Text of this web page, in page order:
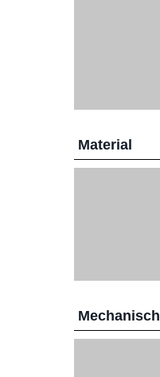
Material
Mechanisch